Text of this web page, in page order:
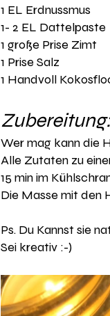
1 EL Erdnussmus
1- 2 EL Dattelpaste
1 große Prise Zimt
1 Prise Salz
1 Handvoll
Wer mag kann die
Alle Zutaten zu
15 min im
Die Masse mit den
Ps. Du Kannst sie
Sei kreativ :-)